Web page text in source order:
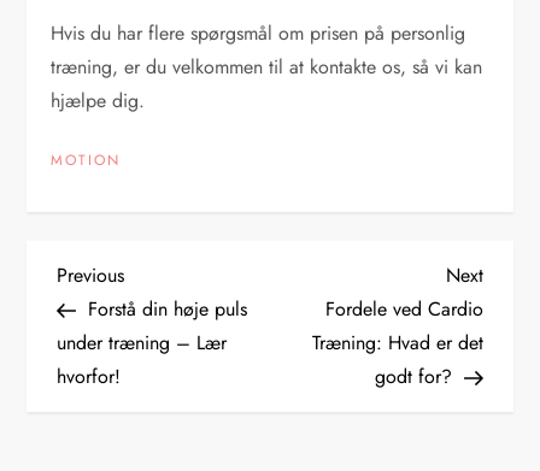
Hvis du har flere spørgsmål om prisen på personlig
træning, er du velkommen til at kontakte os, så vi kan
hjælpe dig.
MOTION
I
n
d
Previous
Post
Previous
Forstå din høje puls
under træning – Lær
hvorfor!
Next
Post
Next
Fordele ved Cardio
Træning: Hvad er det
godt for?